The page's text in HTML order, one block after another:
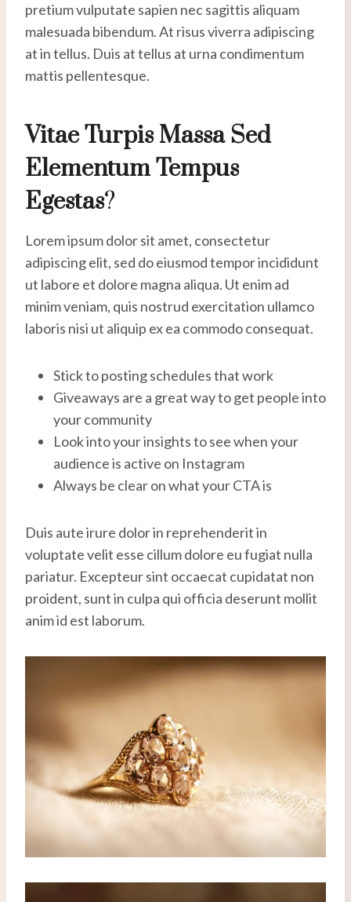
pretium vulputate sapien nec sagittis aliquam
malesuada bibendum. At risus viverra adipiscing
at in tellus. Duis at tellus at urna condimentum
mattis pellentesque.
Vitae Turpis Massa Sed
Elementum Tempus
Egestas?
Lorem ipsum dolor sit amet, consectetur
adipiscing elit, sed do eiusmod tempor incididunt
ut labore et dolore magna aliqua. Ut enim ad
minim veniam, quis nostrud exercitation ullamco
laboris nisi ut aliquip ex ea commodo consequat.
Stick to posting schedules that work
Giveaways are a great way to get people into
your community
Look into your insights to see when your
audience is active on Instagram
Always be clear on what your CTA is
Duis aute irure dolor in reprehenderit in
voluptate velit esse cillum dolore eu fugiat nulla
pariatur. Excepteur sint occaecat cupidatat non
proident, sunt in culpa qui officia deserunt mollit
anim id est laborum.